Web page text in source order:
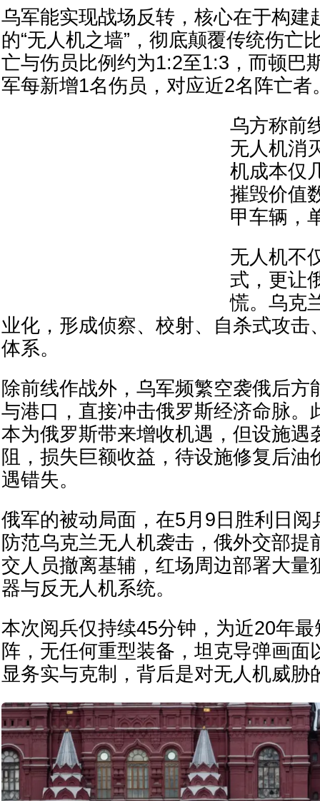
乌军能实现战场反转，核心在于构建
的“无人机之墙”，彻底颠覆传统伤亡
亡与伤员比例约为1:2至1:3，而顿巴
军每新增1名伤员，对应近2名阵亡者
乌方称前
无人机消
机成本仅
摧毁价值
甲车辆，
无人机不
式，更让
慌。乌克
业化，形成侦察、校射、自杀式攻击
体系。
除前线作战外，乌军频繁空袭俄后方
与港口，直接冲击俄罗斯经济命脉。
本为俄罗斯带来增收机遇，但设施遇
阻，损失巨额收益，待设施修复后油
遇错失。
俄军的被动局面，在5月9日胜利日阅
防范乌克兰无人机袭击，俄外交部提
交人员撤离基辅，红场周边部署大量
器与反无人机系统。
本次阅兵仅持续45分钟，为近20年
阵，无任何重型装备，坦克导弹画面
显务实与克制，背后是对无人机威胁